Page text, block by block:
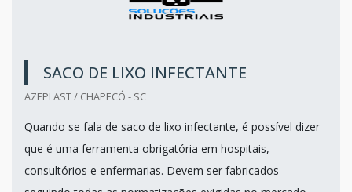
SACO DE LIXO INFECTANTE
AZEPLAST / CHAPECÓ - SC
Quando se fala de saco de lixo infectante, é possível dizer
que é uma ferramenta obrigatória em hospitais,
consultórios e enfermarias. Devem ser fabricados